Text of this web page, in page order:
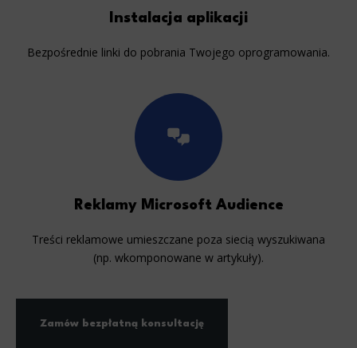
Instalacja aplikacji
Bezpośrednie linki do pobrania Twojego oprogramowania.
Reklamy Microsoft Audience
Treści reklamowe umieszczane poza siecią wyszukiwana
(np. wkomponowane w artykuły).
Zamów bezpłatną konsultację